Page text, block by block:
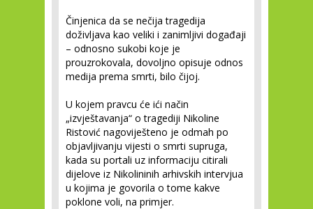
Činjenica da se nečija tragedija
doživljava kao veliki i zanimljivi događaji
– odnosno sukobi koje je
prouzrokovala, dovoljno opisuje odnos
medija prema smrti, bilo čijoj.
U kojem pravcu će ići način
„izvještavanja“ o tragediji Nikoline
Ristović nagoviješteno je odmah po
objavljivanju vijesti o smrti supruga,
kada su portali uz informaciju citirali
dijelove iz Nikolininih arhivskih intervjua
u kojima je govorila o tome kakve
poklone voli, na primjer.